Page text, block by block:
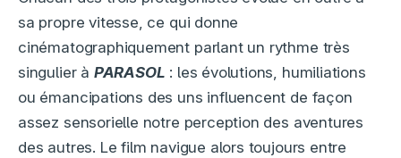
sa propre vitesse, ce qui donne
cinématographiquement parlant un rythme très
singulier à PARASOL : les évolutions, humiliations
ou émancipations des uns influencent de façon
assez sensorielle notre perception des aventures
des autres. Le film navigue alors toujours entre